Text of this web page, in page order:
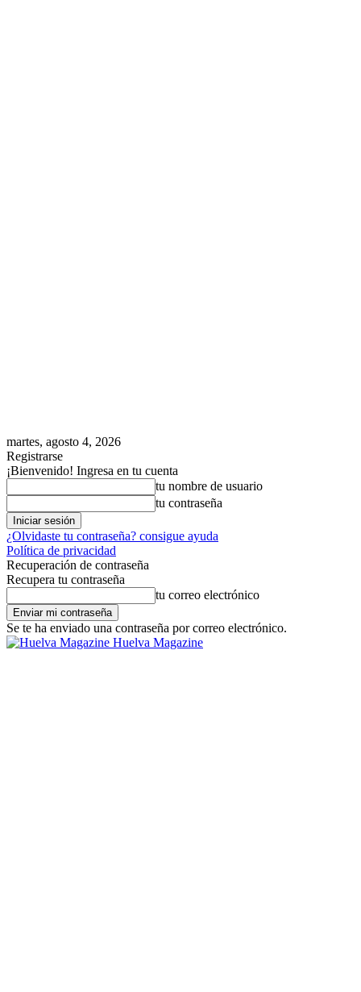
martes, agosto 4, 2026
Registrarse
¡Bienvenido! Ingresa en tu cuenta
tu nombre de usuario
tu contraseña
¿Olvidaste tu contraseña? consigue ayuda
Política de privacidad
Recuperación de contraseña
Recupera tu contraseña
tu correo electrónico
Se te ha enviado una contraseña por correo electrónico.
Huelva Magazine